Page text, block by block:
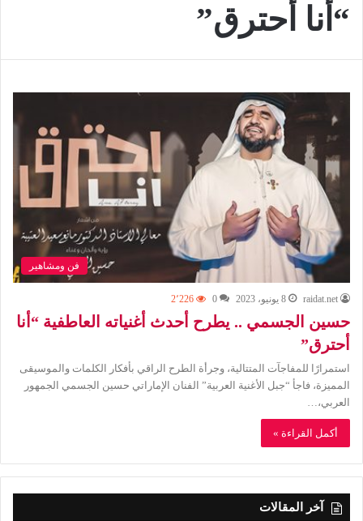
“أنا أحترق”
فن ومشاهير
raidat.net 8 يونيو، 2023 0 2٬226
حسين الجسمي .. يطرح أحدث أغنياته العاطفية “أنا
أحترق”
استمرارًا للمفاجآت المتتالية، وجرأة الطرح الراقي بأفكار الكلمات والموسيقى
المميزة، فاجأ “جبل الأغنية العربية” الفنان الإماراتي حسين الجسمي الجمهور
العربي،…
أكمل القراءة »
آخر المقالات